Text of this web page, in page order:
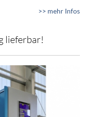
>> mehr Infos
lieferbar!